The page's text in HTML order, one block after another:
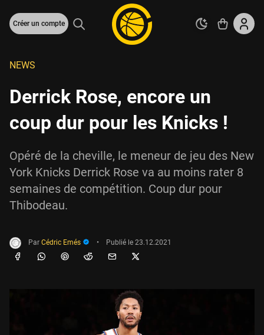
Créer un compte
NEWS
Derrick Rose, encore un
coup dur pour les Knicks !
Opéré de la cheville, le meneur de jeu des New
York Knicks Derrick Rose va au moins rater 8
semaines de compétition. Coup dur pour
Thibodeau.
Par Cédric Emés • Publié le 23.12.2021